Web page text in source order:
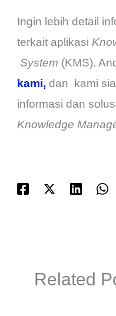
Ingin lebih detail
terkait aplikasi
System (KMS).
kami, dan kami
informasi dan
Knowledge
Related